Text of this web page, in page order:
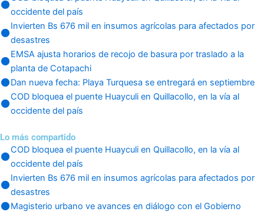
occidente del país
Invierten Bs 676 mil en insumos agrícolas para afectados por
desastres
EMSA ajusta horarios de recojo de basura por traslado a la
planta de Cotapachi
Dan nueva fecha: Playa Turquesa se entregará en septiembre
COD bloquea el puente Huayculi en Quillacollo, en la vía al
occidente del país
Lo más compartido
COD bloquea el puente Huayculi en Quillacollo, en la vía al
occidente del país
Invierten Bs 676 mil en insumos agrícolas para afectados por
desastres
Magisterio urbano ve avances en diálogo con el Gobierno